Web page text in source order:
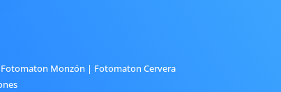
Fotomaton Monzón | Fotomaton Cervera